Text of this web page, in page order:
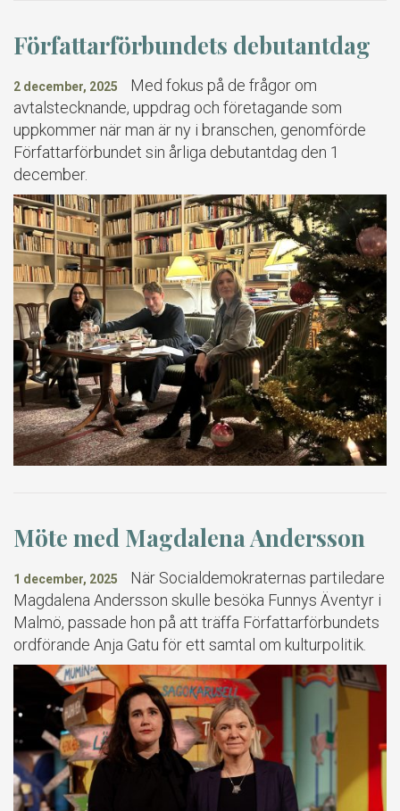
Författarförbundets debutantdag
2 december, 2025
Med fokus på de frågor om
avtalstecknande, uppdrag och företagande som
uppkommer när man är ny i branschen, genomförde
Författarförbundet sin årliga debutantdag den 1
december.
Möte med Magdalena Andersson
1 december, 2025
När Socialdemokraternas partiledare
Magdalena Andersson skulle besöka Funnys Äventyr i
Malmö, passade hon på att träffa Författarförbundets
ordförande Anja Gatu för ett samtal om kulturpolitik.